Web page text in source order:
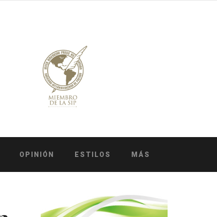
OPINIÓN ESTILOS MÁS